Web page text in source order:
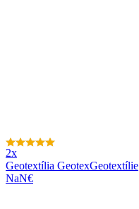
2x
Geotextília GeotexGeotextílie
NaN€